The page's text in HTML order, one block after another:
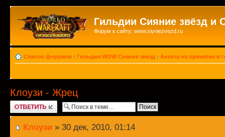
Гильдии Сияние звёзд и
Форум к сайту: www.siyniezvezd.ru
Список форумов ‹ Гильдия WOW Сияние звёзд ‹ Анкета на принятие в
Клоузи - Жрец
Ответить
Клоузи » 30 дек, 2010, 01:14